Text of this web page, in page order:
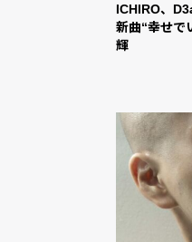
ICHIRO、
新曲“幸せ
輝